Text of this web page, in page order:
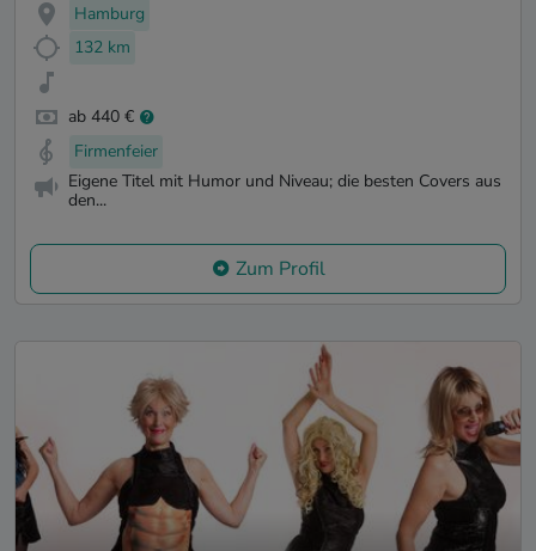
Hamburg
132 km
ab 440 €
Firmenfeier
Eigene Titel mit Humor und Niveau; die besten Covers aus
den...
Zum Profil